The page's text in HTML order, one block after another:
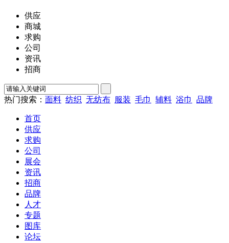
供应
商城
求购
公司
资讯
招商
热门搜索： 面料 纺织 无纺布 服装 毛巾 辅料 浴巾 品牌
首页
供应
求购
公司
展会
资讯
招商
品牌
人才
专题
图库
论坛